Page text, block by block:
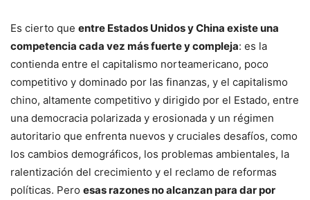
Es cierto que entre Estados Unidos y China existe una
competencia cada vez más fuerte y compleja: es la
contienda entre el capitalismo norteamericano, poco
competitivo y dominado por las finanzas, y el capitalismo
chino, altamente competitivo y dirigido por el Estado, entre
una democracia polarizada y erosionada y un régimen
autoritario que enfrenta nuevos y cruciales desafíos, como
los cambios demográficos, los problemas ambientales, la
ralentización del crecimiento y el reclamo de reformas
políticas. Pero esas razones no alcanzan para dar por